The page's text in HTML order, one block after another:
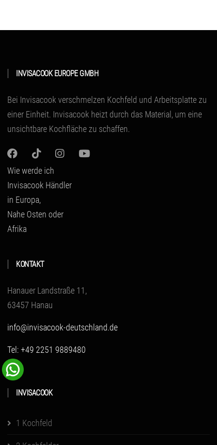
INVISACOOK EUROPE GMBH
Bei Invisacook verschmelzen Kochfeld und Arbeitsplatte zu
einer Einheit. Invisacook heizt durch das Material , um eine
unsichtbare Kochfläche zu schaffen.
Wie werde ich
Invisacook Händler
in Europa,
Nahe Osten oder
Afrika
KONTAKT
Hanauer Landstraße 11,
63457 Hanau
info@invisacook-deutschland.de
Tel: +49 2251 9889480
INVISACOOK
1 Kochfeld